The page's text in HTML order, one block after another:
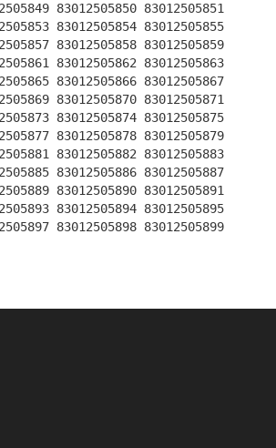
83012505850 83012505851
83012505854 83012505855
83012505858 83012505859
83012505862 83012505863
83012505866 83012505867
83012505870 83012505871
83012505874 83012505875
83012505878 83012505879
83012505882 83012505883
83012505886 83012505887
83012505890 83012505891
83012505894 83012505895
83012505898 83012505899